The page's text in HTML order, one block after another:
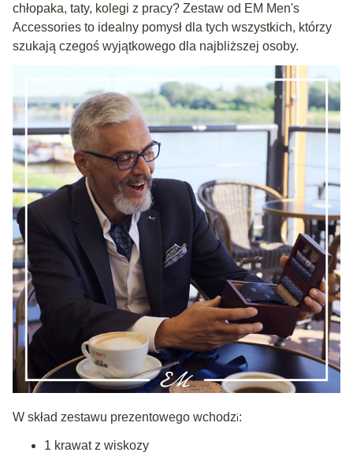
chłopaka, taty, kolegi z pracy? Zestaw od EM Men's
Accessories to idealny pomysł dla tych wszystkich, którzy
szukają czegoś wyjątkowego dla najbliższej osoby.
W skład zestawu prezentowego wchodzi:
1 krawat z wiskozy